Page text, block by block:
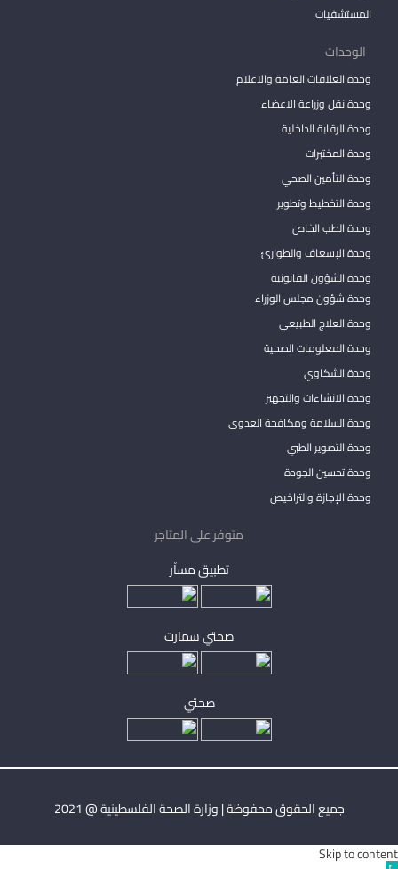
المستشفيات
الوحدات
وحدة العلاقات العامة والاعلام
وحدة نقل وزراعة الاعضاء
وحدة الرقابة الداخلية
وحدة المختبرات
وحدة التأمين الصحي
وحدة التخطيط وتطوير
وحدة الطب الخاص
وحدة الإسعاف والطوارئ
وحدة الشؤون القانونية
وحدة شؤون مجلس الوزراء
وحدة العلاج الطبيعي
وحدة المعلومات الصحية
وحدة الشكاوي
وحدة الانشاءات والتجهيز
وحدة السلامة ومكافحة العدوى
وحدة التصوير الطبي
وحدة تحسين الجودة
وحدة الإجازة والتراخيص
متوفر على المتاجر
تطبيق مساْر
صحتي سمارت
صحتي
جميع الحقوق محفوظة | وزارة الصحة الفلسطينية @ 2021
Skip to content